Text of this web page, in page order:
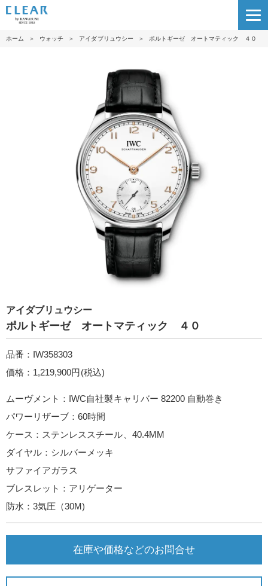
ホーム ＞ ウォッチ ＞ アイダブリュウシー ＞ ポルトギーゼ オートマティック ４０
アイダブリュウシー
ポルトギーゼ オートマティック ４０
品番：IW358303
価格：1,219,900円(税込)
ムーヴメント：IWC自社製キャリバー 82200 自動巻き
パワーリザーブ：60時間
ケース：ステンレススチール、40.4MM
ダイヤル：シルバーメッキ
サファイアガラス
ブレスレット：アリゲーター
防水：3気圧（30M)
在庫や価格などのお問合せ